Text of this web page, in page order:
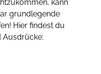
kann
grundlegende
Hier findest du
Ausdrücke: